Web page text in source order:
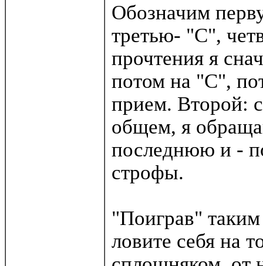
Обозначим
третью- "С",
прочтения я
потом на "С",
прием. Второй:
общем, я
последнюю и -
строфы.
"Поиграв"
ловите себя на